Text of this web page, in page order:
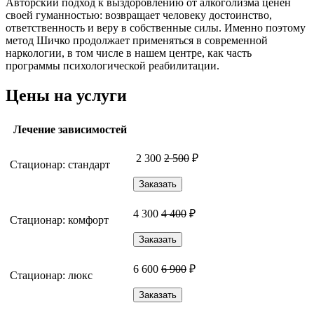
Авторский подход к выздоровлению от алкоголизма ценен
своей гуманностью: возвращает человеку достоинство,
ответственность и веру в собственные силы. Именно поэтому
метод Шичко продолжает применяться в современной
наркологии, в том числе в нашем центре, как часть
программы психологической реабилитации.
Цены на услуги
Лечение зависимостей
Стационар: стандарт
2 300 2 500 ₽
Заказать
Стационар: комфорт
4 300 4 400 ₽
Заказать
Стационар: люкс
6 600 6 900 ₽
Заказать